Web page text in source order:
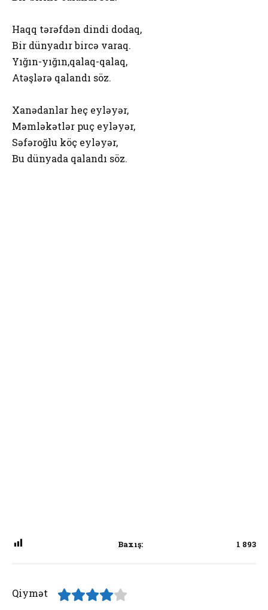
Haqq tərəfdən dindi dodaq,
Bir dünyadır bircə varaq.
Yığın-yığın,qalaq-qalaq,
Atəşlərə qalandı söz.
Xanədanlar heç eyləyər,
Məmləkətlər puç eyləyər,
Səfəroğlu köç eyləyər,
Bu dünyada qalandı söz.
Baxış: 1 893
Qiymət